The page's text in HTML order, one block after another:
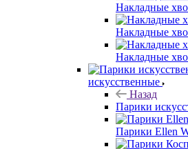
Накладные
Накладные
Накладные
искусственные
Назад
Парики
Парики Ellen